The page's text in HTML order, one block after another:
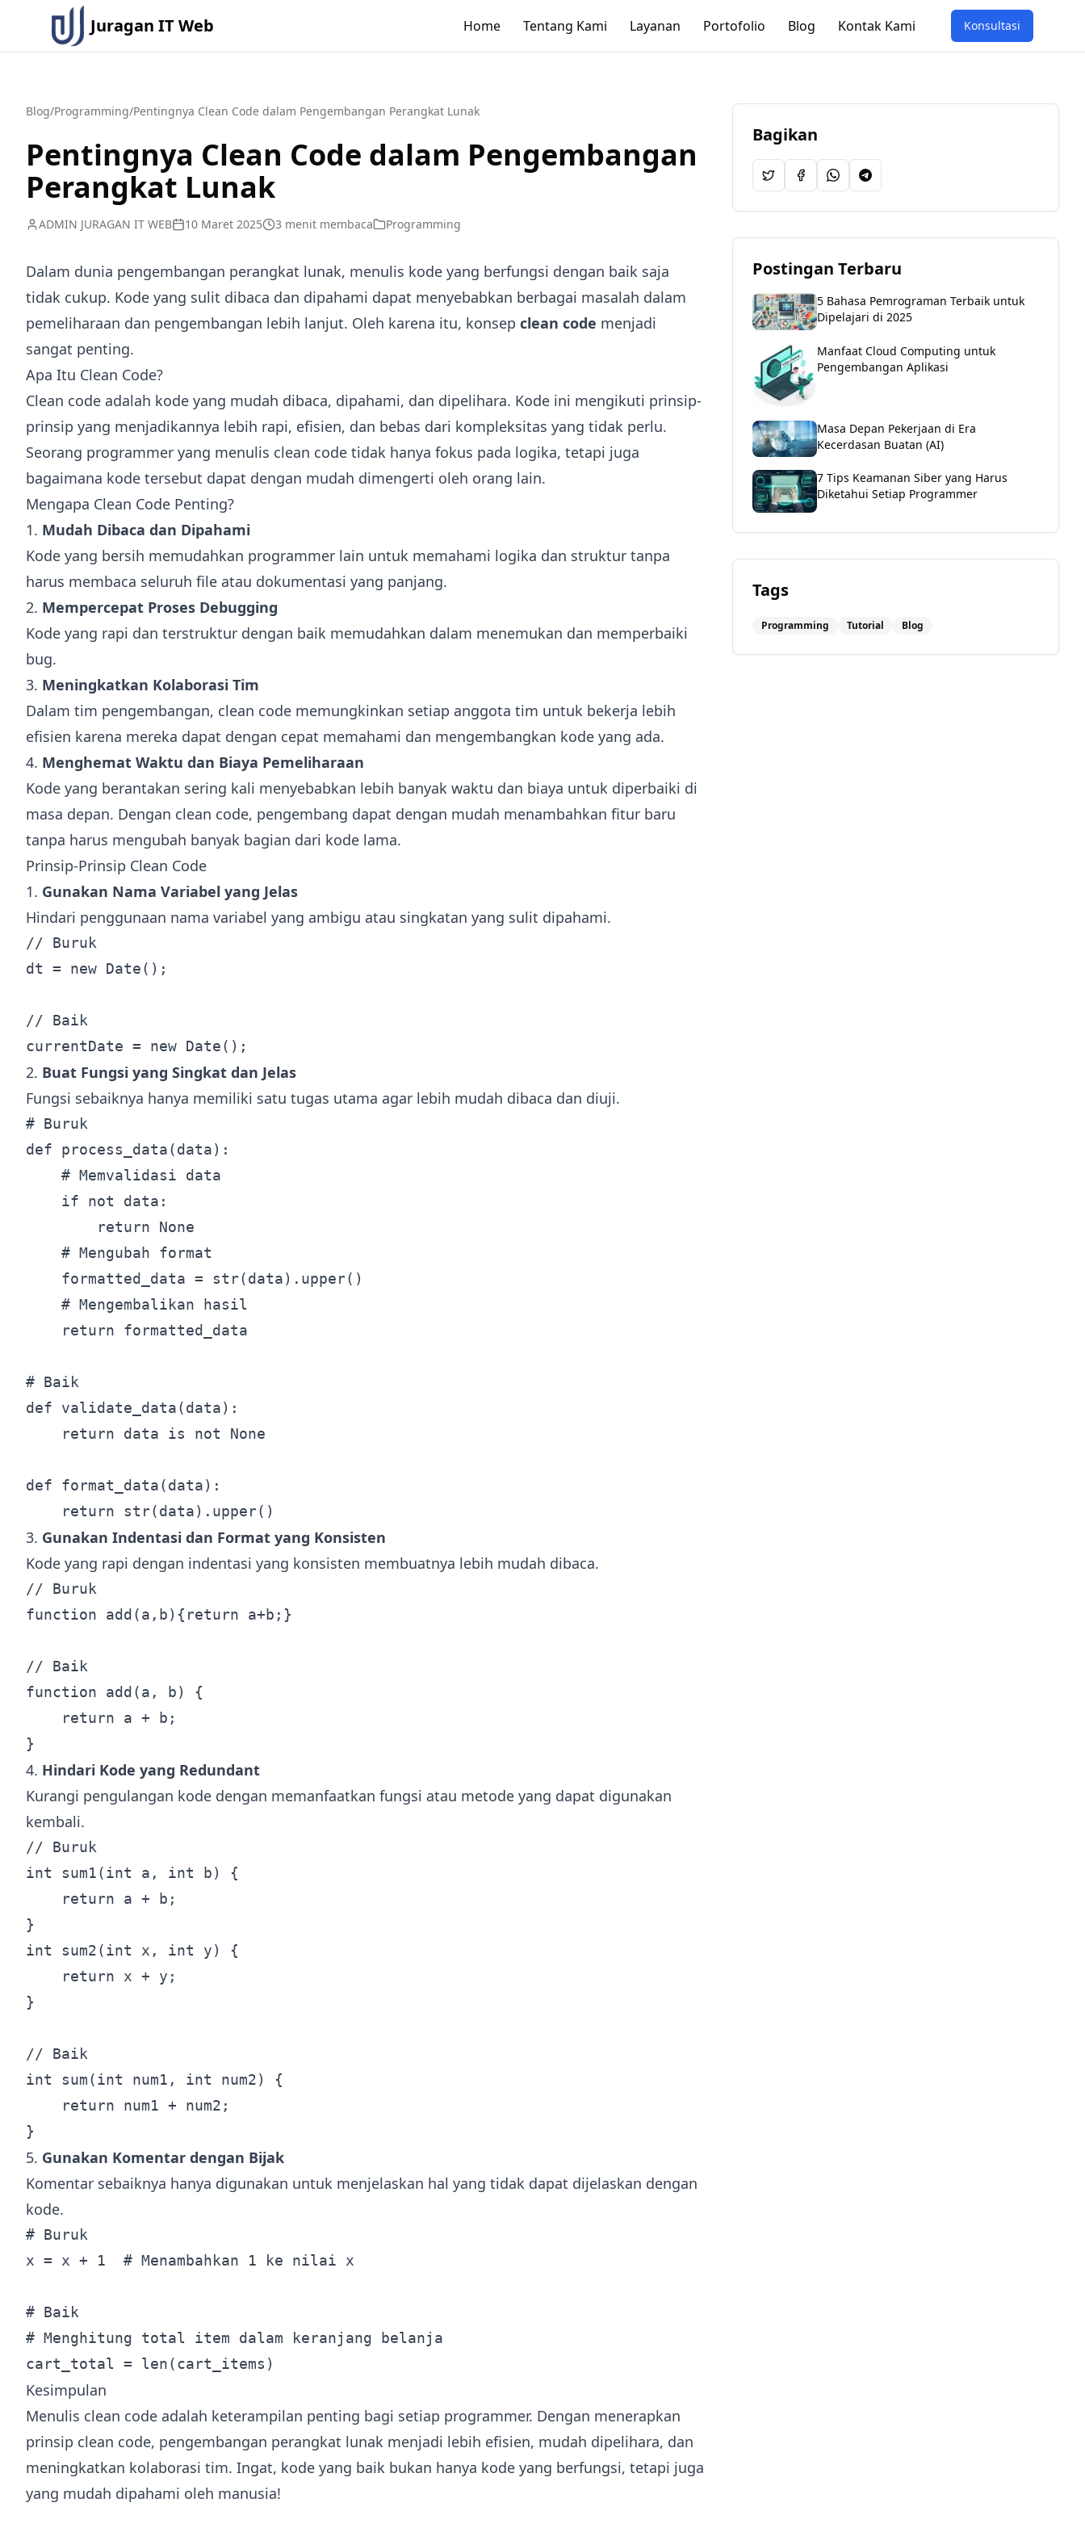
Juragan IT Web Home Tentang Kami Layanan Portofolio Blog Kontak Kami Konsultasi
Blog/Programming/Pentingnya Clean Code dalam Pengembangan Perangkat Lunak
Pentingnya Clean Code dalam Pengembangan
Perangkat Lunak
ADMIN JURAGAN IT WEB 10 Maret 2025 3 menit membaca Programming
Dalam dunia pengembangan perangkat lunak, menulis kode yang berfungsi dengan baik saja
tidak cukup. Kode yang sulit dibaca dan dipahami dapat menyebabkan berbagai masalah dalam
pemeliharaan dan pengembangan lebih lanjut. Oleh karena itu, konsep clean code menjadi
sangat penting.
Apa Itu Clean Code?
Clean code adalah kode yang mudah dibaca, dipahami, dan dipelihara. Kode ini mengikuti prinsip-
prinsip yang menjadikannya lebih rapi, efisien, dan bebas dari kompleksitas yang tidak perlu.
Seorang programmer yang menulis clean code tidak hanya fokus pada logika, tetapi juga
bagaimana kode tersebut dapat dengan mudah dimengerti oleh orang lain.
Mengapa Clean Code Penting?
1. Mudah Dibaca dan Dipahami
Kode yang bersih memudahkan programmer lain untuk memahami logika dan struktur tanpa
harus membaca seluruh file atau dokumentasi yang panjang.
2. Mempercepat Proses Debugging
Kode yang rapi dan terstruktur dengan baik memudahkan dalam menemukan dan memperbaiki
bug.
3. Meningkatkan Kolaborasi Tim
Dalam tim pengembangan, clean code memungkinkan setiap anggota tim untuk bekerja lebih
efisien karena mereka dapat dengan cepat memahami dan mengembangkan kode yang ada.
4. Menghemat Waktu dan Biaya Pemeliharaan
Kode yang berantakan sering kali menyebabkan lebih banyak waktu dan biaya untuk diperbaiki di
masa depan. Dengan clean code, pengembang dapat dengan mudah menambahkan fitur baru
tanpa harus mengubah banyak bagian dari kode lama.
Prinsip-Prinsip Clean Code
1. Gunakan Nama Variabel yang Jelas
Hindari penggunaan nama variabel yang ambigu atau singkatan yang sulit dipahami.
// Buruk
dt = new Date();
// Baik
2. Buat Fungsi yang Singkat dan Jelas
Fungsi sebaiknya hanya memiliki satu tugas utama agar lebih mudah dibaca dan diuji.
# Buruk
def process_data(data):
    # Memvalidasi data
    if not data:
        return None
    # Mengubah format
    formatted_data = str(data).upper()
    # Mengembalikan hasil
    return formatted_data
# Baik
def validate_data(data):
    return data is not None
def format_data(data):
3. Gunakan Indentasi dan Format yang Konsisten
Kode yang rapi dengan indentasi yang konsisten membuatnya lebih mudah dibaca.
// Buruk
function add(a,b){return a+b;}
// Baik
function add(a, b) {
    return a + b;
4. Hindari Kode yang Redundant
Kurangi pengulangan kode dengan memanfaatkan fungsi atau metode yang dapat digunakan
kembali.
// Buruk
int sum1(int a, int b) {
    return a + b;
}
int sum2(int x, int y) {
    return x + y;
}
// Baik
int sum(int num1, int num2) {
    return num1 + num2;
5. Gunakan Komentar dengan Bijak
Komentar sebaiknya hanya digunakan untuk menjelaskan hal yang tidak dapat dijelaskan dengan
kode.
# Buruk
x = x + 1  # Menambahkan 1 ke nilai x
# Baik
# Menghitung total item dalam keranjang belanja
Kesimpulan
Menulis clean code adalah keterampilan penting bagi setiap programmer. Dengan menerapkan
prinsip clean code, pengembangan perangkat lunak menjadi lebih efisien, mudah dipelihara, dan
meningkatkan kolaborasi tim. Ingat, kode yang baik bukan hanya kode yang berfungsi, tetapi juga
yang mudah dipahami oleh manusia!
Bagikan
Postingan Terbaru
5 Bahasa Pemrograman Terbaik untuk
Dipelajari di 2025
Manfaat Cloud Computing untuk
Pengembangan Aplikasi
Masa Depan Pekerjaan di Era
Kecerdasan Buatan (AI)
7 Tips Keamanan Siber yang Harus
Diketahui Setiap Programmer
Tags
Programming Tutorial Blog